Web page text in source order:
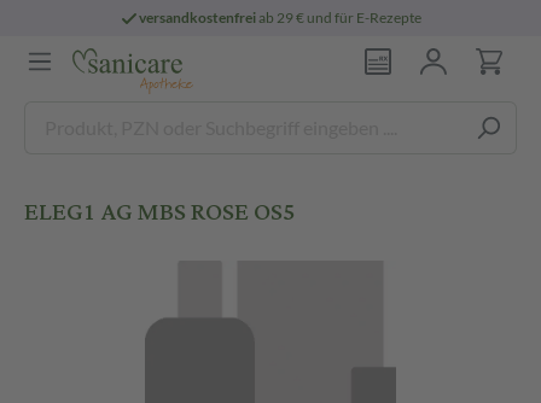
versandkostenfreiab 29 € und für E-Rezepte
ELEG1 AG MBS ROSE OS5